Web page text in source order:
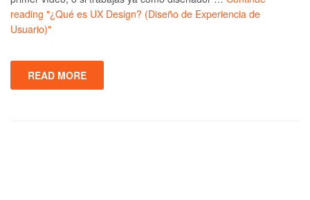
reading "¿Qué es UX Design? (Diseño de Experiencia de
Usuario)"
READ MORE